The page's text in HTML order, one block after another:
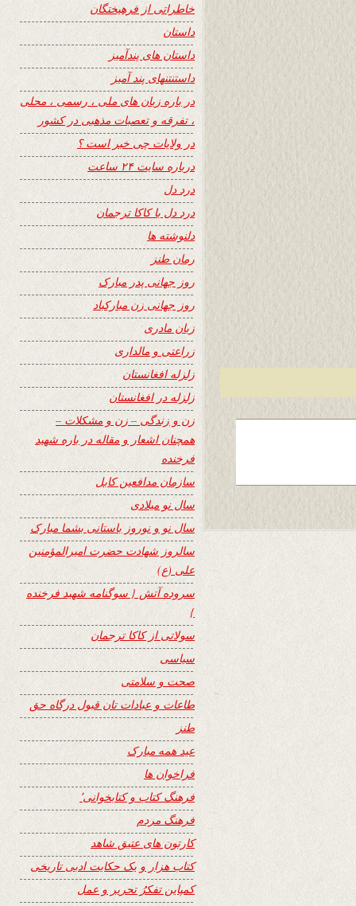
خاطراتی از فرهیختگان
داستان
داستان های پندآمیز
داستنتنهای پند آمیز
در باره زبان های ملی ، رسمی ، محلی
، تفرقه و تعصبات مذهبی در کشور
در ولایات چی خبر است ؟
درباره سایت ۲۴ ساعت
درد دل
درد دل با کاکا ترجمان
دلنوشته ها
رمان طنز
روز جهانی پدر مبارک
روز جهانی زن مبارکباد
زبان مادری
زراعتی و مالداری
زلزله افغانستان
زلزله در افغانستان
زن و زندگی – زن و مشکلات –
همچنان اشعار و مقاله در باره شهید
فرخنده
سازمان مدافعین کابل
سال نو میلادی
سال نو و نوروز باستانی بشما مبارک
سالروز شهادت حضرت امیرالمؤمنین
علی (ع)
سروده آتش { سوگنامه شهید فرخنده
}
سولاتی از کاکا ترجمان
سیاسی
صحت و سلامتی
طاعات و عبادات تان قبول درگاه حق
طنز
عید همه مبارک
فراخوان ها
فرهنگ کتاب و کتابخوانی٬
فرهنگ مردم
کارتون های عتیق شاهد
کتاب هزار و یک حکایت ادبی تاریخی
کمپاین تفکرُ تحریر و عمل